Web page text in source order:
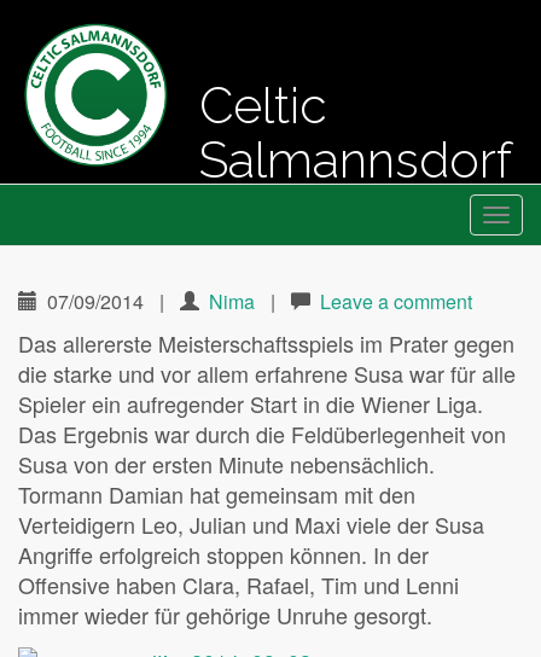
Celtic
Salmannsdorf
Menu
07/09/2014 | Nima | Leave a comment
Das allererste Meisterschaftsspiels im Prater gegen
die starke und vor allem erfahrene Susa war für alle
Spieler ein aufregender Start in die Wiener Liga.
Das Ergebnis war durch die Feldüberlegenheit von
Susa von der ersten Minute nebensächlich.
Tormann Damian hat gemeinsam mit den
Verteidigern Leo, Julian und Maxi viele der Susa
Angriffe erfolgreich stoppen können. In der
Offensive haben Clara, Rafael, Tim und Lenni
immer wieder für gehörige Unruhe gesorgt.